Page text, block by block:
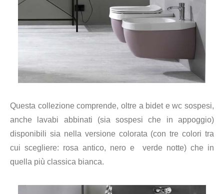
Questa collezione comprende, oltre a bidet e wc sospesi,
anche lavabi abbinati (sia sospesi che in appoggio)
disponibili sia nella versione colorata (con tre colori tra
cui scegliere: rosa antico, nero e verde notte) che in
quella più classica bianca.